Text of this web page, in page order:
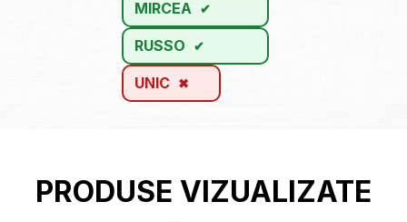
MIRCEA
RUSSO
UNIC
PRODUSE VIZUALIZATE